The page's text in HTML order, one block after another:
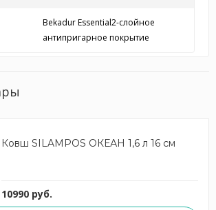
Bekadur Essential2-слойное
антипригарное покрытие
Ковш SILAMPOS ОКЕАН 1,6 л 16 см
10990 руб.